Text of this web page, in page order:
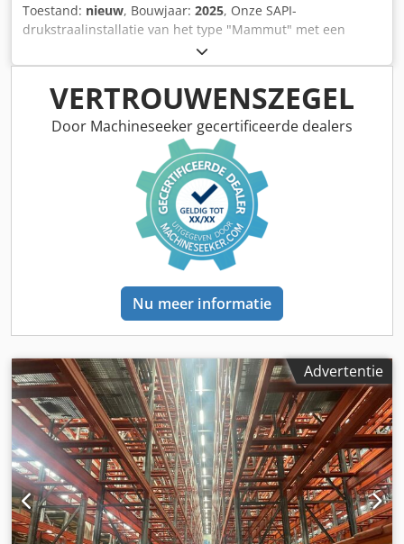
Toestand: nieuw, Bouwjaar: 2025, Onze SAPI-
drukstraalinstallatie van het type "Mammut" met een
ketelinhoud van 200 liter is geschikt voor alle gangbare
straalmiddelen. Met de vast ingebouwde drukregelaar
kunt u de straaldruk traploos instellen van 0,1 - 12 bar. Er
is ook een waterafscheider permanent aan de
straalmachine bevestigd. Hierdoor wordt het vocht uit de
perslucht gescheiden en wordt voorkomen dat het
straalmiddel gaat klonteren door te veel vocht. Om een
veilige werking van de zandstraler te garanderen, is onze
veiligheidsstop ingeschakeld. Hiermee start en stopt u het
straalproces door de hendel te bedienen die op de
straalslang is gemonteerd. Bij de levering is inbegrepen:
SAPI drukstraalapparaat "Mammut 200 L" Drukregelaar 1
1/4", vast gemonteerd Waterafscheider 1 1/4", vast
gemonteerd Veiligheidsstop SAPI Technische gegevens
drukstraalapparaat: Nauwkeurig instelbaar van 0,1 - 12
bar TÜV-getest met certificaat Cedswc Rk Eepfx Agvsrf
kegel met rubberen afdichting Ruime handgat Chassis met
rubberen wielen Doseerventiel voor straalmiddelen
(geschikt voor alle gangbare straalmiddelen) Inhoud: 200 l
Totale hoogte: 1.420 mm Keteldiameter: 600 mm Totale
diameter: 1.000 mm Gewicht: ca. 140 kg VOORDELEN VAN
DE SAPI DRUKSTRAALUNIT met veiligheidsstop Snelste
afsluit- en opstarttijden conform de regelgeving van de
beroepsverenigingen (VBG 48) De drukinstelling kan vóór
het straalproces nauwkeurig worden afgesteld – 0,1 – 12,0
bar traploos instelbaar Lager straalmiddelverbruik, omdat
VERTROUWENSZEGEL
Door Machineseeker gecertificeerde dealers
Nu meer informatie
Advertentie